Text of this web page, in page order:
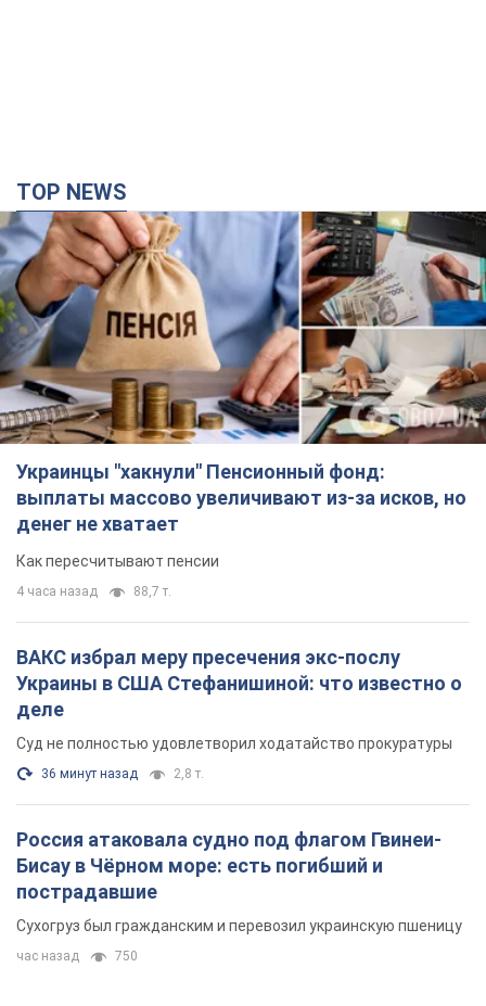
TOP NEWS
Украинцы "хакнули" Пенсионный фонд:
выплаты массово увеличивают из-за исков, но
денег не хватает
Как пересчитывают пенсии
4 часа назад 88,7 т.
ВАКС избрал меру пресечения экс-послу
Украины в США Стефанишиной: что известно о
деле
Суд не полностью удовлетворил ходатайство прокуратуры
36 минут назад 2,8 т.
Россия атаковала судно под флагом Гвинеи-
Бисау в Чёрном море: есть погибший и
пострадавшие
Сухогруз был гражданским и перевозил украинскую пшеницу
час назад 750